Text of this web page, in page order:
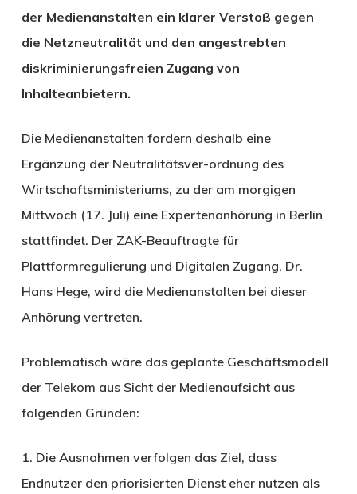
der Medienanstalten ein klarer Verstoß gegen
die Netzneutralität und den angestrebten
diskriminierungsfreien Zugang von
Inhalteanbietern.
Die Medienanstalten fordern deshalb eine
Ergänzung der Neutralitätsver-ordnung des
Wirtschaftsministeriums, zu der am morgigen
Mittwoch (17. Juli) eine Expertenanhörung in Berlin
stattfindet. Der ZAK-Beauftragte für
Plattformregulierung und Digitalen Zugang, Dr.
Hans Hege, wird die Medienanstalten bei dieser
Anhörung vertreten.
Problematisch wäre das geplante Geschäftsmodell
der Telekom aus Sicht der Medienaufsicht aus
folgenden Gründen:
1. Die Ausnahmen verfolgen das Ziel, dass
Endnutzer den priorisierten Dienst eher nutzen als